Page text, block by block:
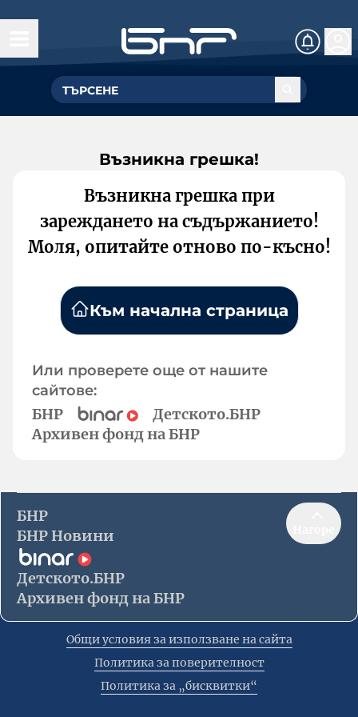
Възникна грешка!
Възникна грешка при
зареждането на съдържанието!
Моля, опитайте отново по-късно!
Към начална страница
Или проверете още от нашите
сайтове:
БНР
Детското.БНР
Архивен фонд на БНР
БНР
БНР Новини
Детското.БНР
Архивен фонд на БНР
Общи условия за използване на сайта
Политика за поверителност
Политика за „бисквитки“